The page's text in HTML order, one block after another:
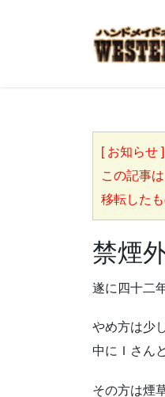
[ お知らせ ]
この記事
移転したも
禁煙
遂に四十二
やめ方は少
中にＩさん
その方は煙